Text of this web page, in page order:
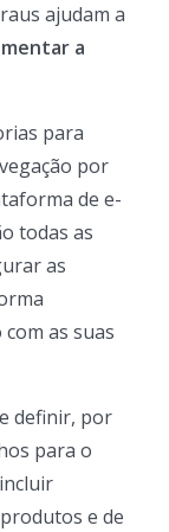
ajudam a
a
para
por
de e-
todas as
as
as suas
definir, por
para o
e de